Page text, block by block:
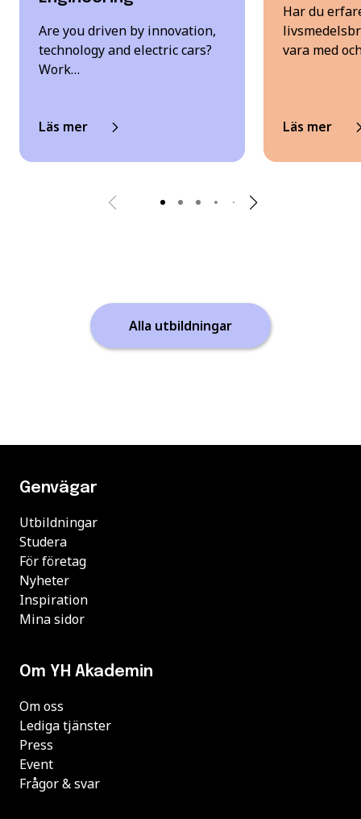
Are you driven by innovation,
technology and electric cars?
Work…
Läs mer
Har du
vara med
Läs mer
Alla utbildningar
Genvägar
Utbildningar
Studera
För företag
Nyheter
Inspiration
Mina sidor
Om YH Akademin
Om oss
Lediga tjänster
Press
Event
Frågor & svar